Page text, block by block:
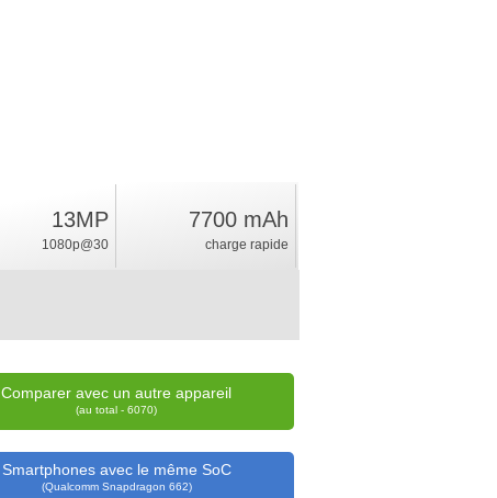
13MP
1080p@30
7700 mAh
charge rapide
Comparer avec un autre appareil
(au total - 6070)
Smartphones avec le même SoC
(Qualcomm Snapdragon 662)